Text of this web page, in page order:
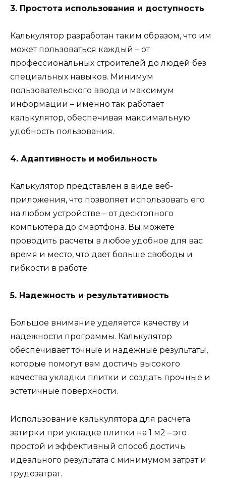
3. Простота использования и доступность
Калькулятор разработан таким образом, что им
может пользоваться каждый – от
профессиональных строителей до людей без
специальных навыков. Минимум
пользовательского ввода и максимум
информации – именно так работает
калькулятор, обеспечивая максимальную
удобность пользования.
4. Адаптивность и мобильность
Калькулятор представлен в виде веб-
приложения, что позволяет использовать его
на любом устройстве – от десктопного
компьютера до смартфона. Вы можете
проводить расчеты в любое удобное для вас
время и место, что дает больше свободы и
гибкости в работе.
5. Надежность и результативность
Большое внимание уделяется качеству и
надежности программы. Калькулятор
обеспечивает точные и надежные результаты,
которые помогут вам достичь высокого
качества укладки плитки и создать прочные и
эстетичные поверхности.
Использование калькулятора для расчета
затирки при укладке плитки на 1 м2 – это
простой и эффективный способ достичь
идеального результата с минимумом затрат и
трудозатрат.